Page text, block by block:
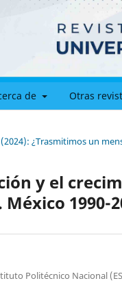
de Otras
¿Trasmitimos un
y el
1990-
Politécnico Nacional